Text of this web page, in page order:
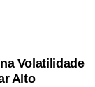
Volatilidade
Alto